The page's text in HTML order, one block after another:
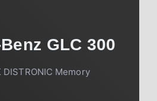
GLC 300
Memory